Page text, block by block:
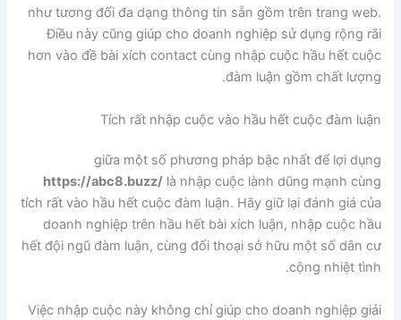
như tương đối đa dạng thông tin sẵn gồm trên trang web.
Điều này cũng giúp cho doanh nghiệp sử dụng rộng rãi
hơn vào đề bài xích contact cùng nhập cuộc hầu hết cuộc
đàm luận gồm chất lượng.
Tích rất nhập cuộc vào hầu hết cuộc đàm luận
giữa một số phương pháp bậc nhất để lợi dụng
https://abc8.buzz/là nhập cuộc lành dũng mạnh cùng
tích rất vào hầu hết cuộc đàm luận. Hãy giữ lại đánh giá của
doanh nghiệp trên hầu hết bài xích luận, nhập cuộc hầu
hết đội ngũ đàm luận, cùng đối thoại sở hữu một số dân cư
cộng nhiệt tình.
Việc nhập cuộc này không chỉ giúp cho doanh nghiệp giải